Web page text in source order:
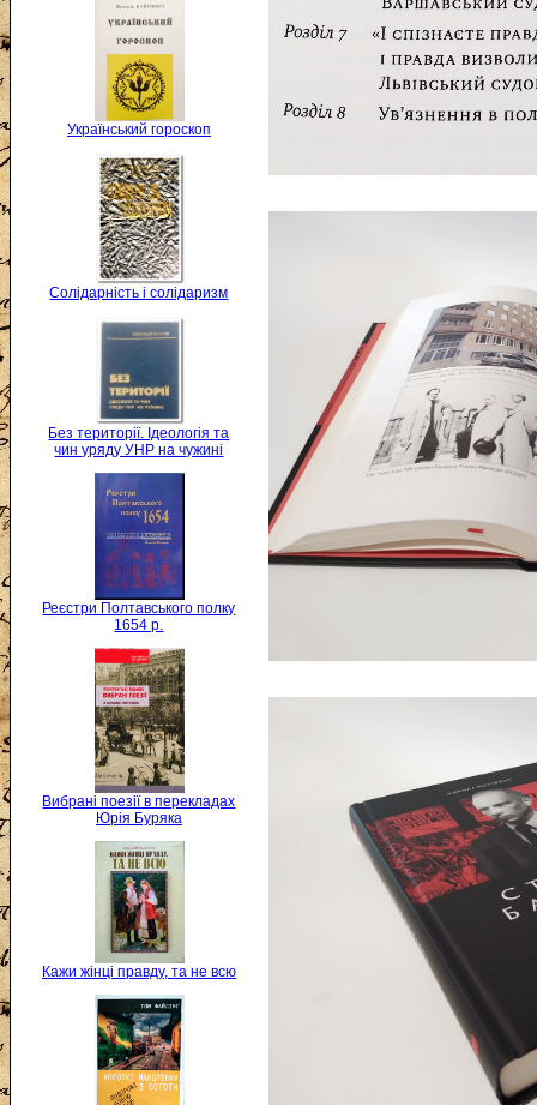
Український гороскоп
Солідарність і солідаризм
Без території. Ідеологія та
чин уряду УНР на чужині
Реєстри Полтавського полку
1654 р.
Вибрані поезії в перекладах
Юрія Буряка
Кажи жінці правду, та не всю